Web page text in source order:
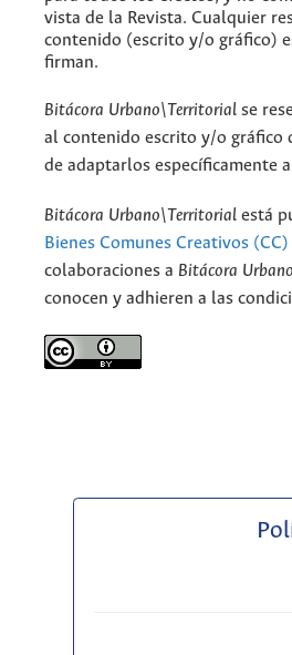
vista de la Revista. Cualquier
contenido (escrito y/o gráfico)
firman.
Bitácora Urbano\Territorial se
al contenido escrito y/o gráfico
de adaptarlos específicamente
Bitácora Urbano\Territorial está
Bienes Comunes Creativos
colaboraciones a Bitácora
conocen y adhieren a las